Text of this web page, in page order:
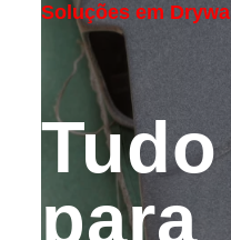
Soluções em Drywall
Tudo
para